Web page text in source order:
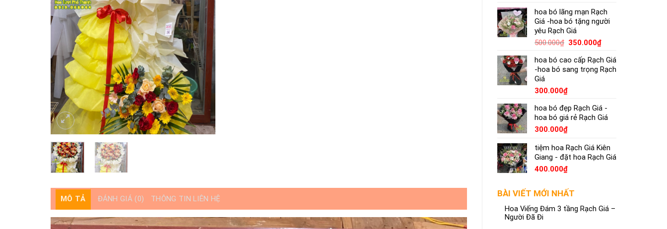
hoa bó lãng mạn Rạch
Giá -hoa bó tặng người
yêu Rạch Giá
500.000₫ 350.000₫
hoa bó cao cấp Rạch Giá
-hoa bó sang trọng Rạch
Giá
300.000₫
hoa bó đẹp Rạch Giá -
hoa bó giá rẻ Rạch Giá
300.000₫
tiệm hoa Rạch Giá Kiên
Giang - đặt hoa Rạch Giá
400.000₫
BÀI VIẾT MỚI NHẤT
Hoa Viếng Đám 3 tầng Rạch Giá –
Người Đã Đi
MÔ TẢ ĐÁNH GIÁ (0) THÔNG TIN LIÊN HỆ